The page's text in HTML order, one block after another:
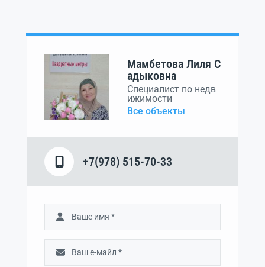
Мамбетова Лиля С
адыковна
Специалист по недв
ижимости
Все объекты
+7(978) 515-70-33